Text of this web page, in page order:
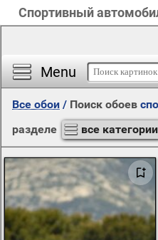
Спортивный
Menu
Все обои / Поиск обоев
разделе
все категории